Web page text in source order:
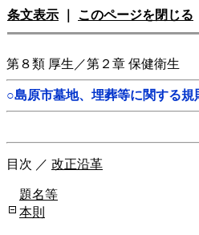
条文表示 このページを閉じる
第８類 厚生／第２章 保健衛生
○島原市墓地、埋葬等に関する規
目次 ／ 改正沿革
題名等
本則